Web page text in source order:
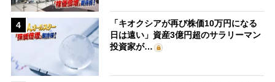
4
「キオクシアが再び株価10万円になる
日は遠い」資産3億円超のサラリーマン
投資家が…